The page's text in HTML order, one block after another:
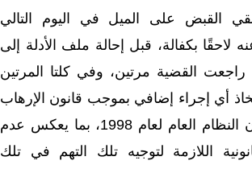
القبض على الميل في اليوم التالي
لاحقًا بكفالة، قبل إحالة ملف الأدلة إلى
راجعت القضية مرتين، وفي كلتا المرتين
أي إجراء إضافي بموجب قانون الإرهاب
لعام 2000 أو قانون النظام العام لعام 1998، بما يعكس عدم
اللازمة لتوجيه تلك التهم في تلك